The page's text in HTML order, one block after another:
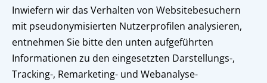
Inwiefern wir das Verhalten von Websitebesuchern
mit pseudonymisierten Nutzerprofilen analysieren,
entnehmen Sie bitte den unten aufgeführten
Informationen zu den eingesetzten Darstellungs-,
Tracking-, Remarketing- und Webanalyse-